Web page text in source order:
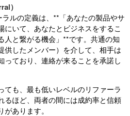
）
ルの定義は、**「あなたの製品やサ
にいて、あなたとビジネスをするこ
人と繋がる機会」**です。共通の知
供したメンバー）を介して、相手は
っており、連絡が来ることを承諾し
ても、最も低いレベルのリファーラ
るほど、両者の間には成約率と信頼
あります。